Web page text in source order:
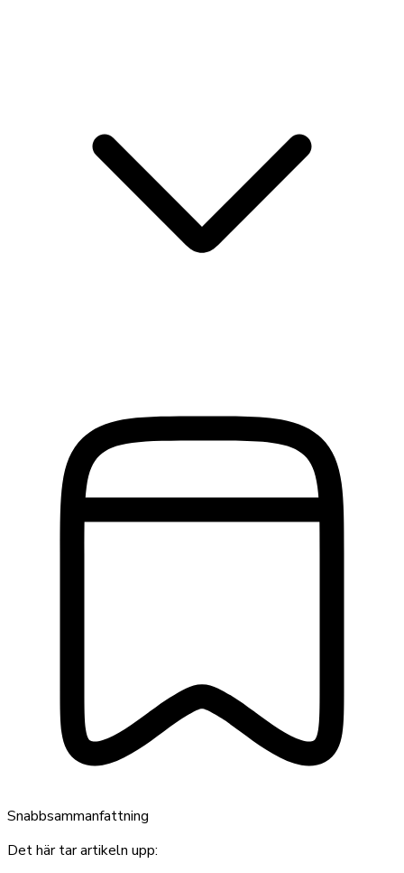
Snabbsammanfattning
Det här tar artikeln upp: